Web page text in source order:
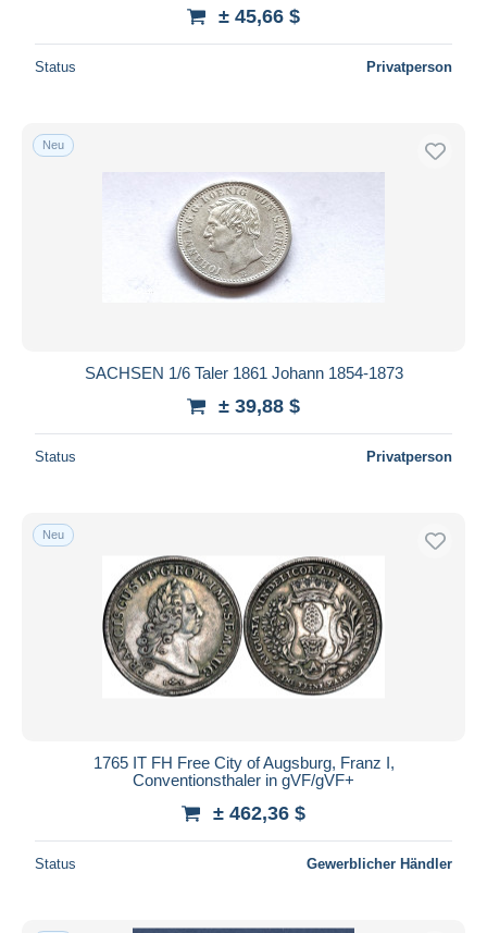
± 45,66 $
Status Privatperson
Neu
SACHSEN 1/6 Taler 1861 Johann 1854-1873
± 39,88 $
Status Privatperson
Neu
1765 IT FH Free City of Augsburg, Franz I,
Conventionsthaler in gVF/gVF+
± 462,36 $
Status Gewerblicher Händler